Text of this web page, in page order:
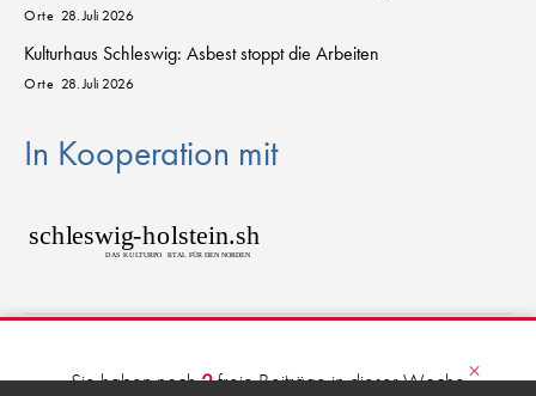
Orte 28. Juli 2026
Kulturhaus Schleswig: Asbest stoppt die Arbeiten
Orte 28. Juli 2026
In Kooperation mit
schleswig-holstein.sh
D AS KULTURPO RTAL FÜR DEN NORDEN
Sie haben noch2freie Beiträge in dieser Woche×